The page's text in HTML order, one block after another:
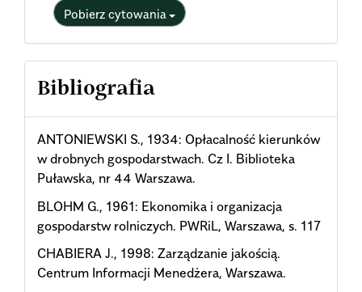
Pobierz cytowania
Bibliografia
ANTONIEWSKI S., 1934: Opłacalność kierunków
w drobnych gospodarstwach. Cz I. Biblioteka
Puławska, nr 44 Warszawa.
BLOHM G., 1961: Ekonomika i organizacja
gospodarstw rolniczych. PWRiL, Warszawa, s. 117
CHABIERA J., 1998: Zarządzanie jakością.
Centrum Informacji Menedżera, Warszawa.